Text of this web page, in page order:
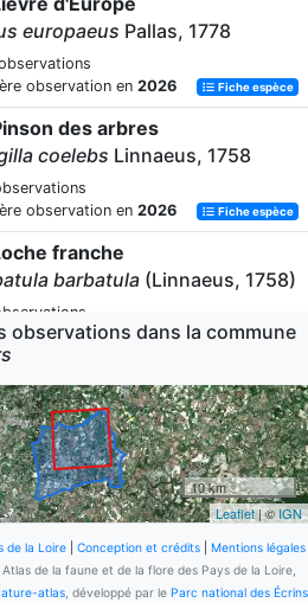
europaeus Pallas, 1778
observation en 2026 Fiche espèce
des arbres
coelebs Linnaeus, 1758
observation en 2026 Fiche espèce
franche
barbatula (Linnaeus, 1758)
observation en2025 Fiche espèce
capreolus(Linnaeus,
observation en2026 Fiche espèce
phoxinus(Linnaeus, 1758)
observations dans la commune
10 km
Leaflet| © IGN
de la Loire Conception et crédits
Mentions légales
de la faune et de la flore des Pays de la Loire,
atlas, développé par le Parc national des Écrins